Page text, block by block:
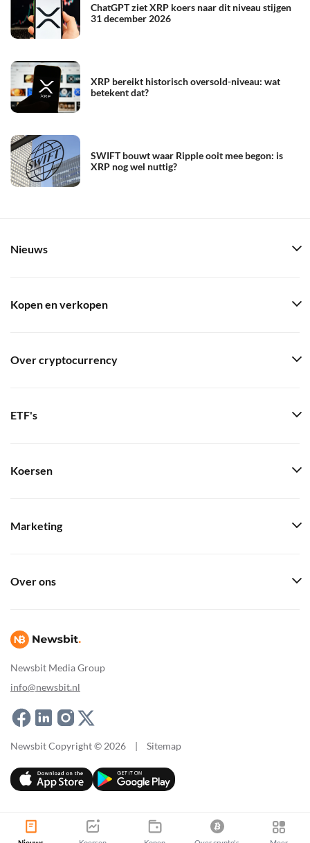
ChatGPT ziet XRP koers naar dit niveau stijgen
31 december 2026
XRP bereikt historisch oversold-niveau: wat
betekent dat?
SWIFT bouwt waar Ripple ooit mee begon: is
XRP nog wel nuttig?
Newsbit Media Group
info@newsbit.nl
Nieuws
Kopen en verkopen
Over cryptocurrency
ETF's
Koersen
Marketing
Over ons
Newsbit Copyright © 2026 | Sitemap